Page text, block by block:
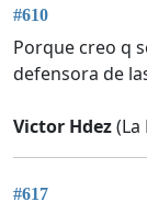
#610
Porque creo q
defensora de
Victor Hdez(La
#617